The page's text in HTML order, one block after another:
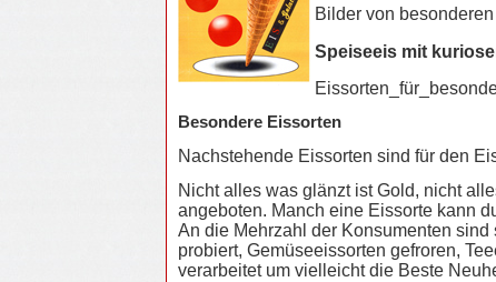
Bilder von
Speiseeis mit
Besondere Eissorten
Nachstehende Eissorten sind für den
Nicht alles was glänzt ist Gold, nicht
angeboten. Manch eine Eissorte kann
An die Mehrzahl der Konsumenten
probiert, Gemüseeissorten gefroren,
verarbeitet um vielleicht die Beste